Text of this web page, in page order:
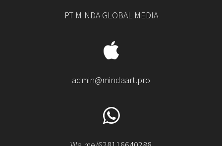
PT MINDA GLOBAL MEDIA
admin@mindaart.pro